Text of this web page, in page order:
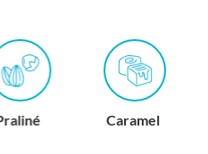
Caramel